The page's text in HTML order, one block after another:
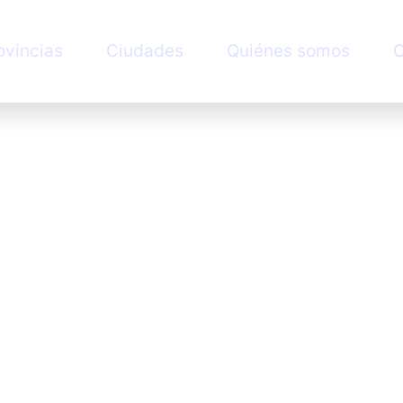
Ciudades Quiénes somos